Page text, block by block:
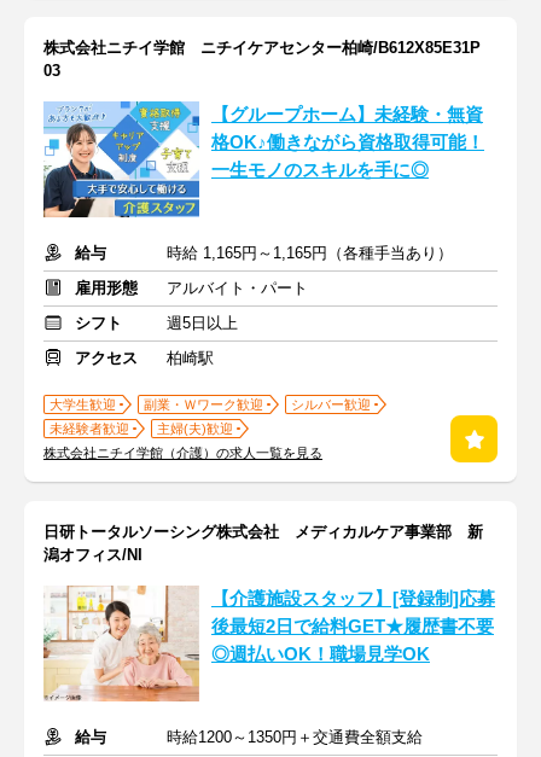
株式会社ニチイ学館 ニチイケアセンター柏崎/B612X85E31P
03
【グループホーム】未経験・無資
格OK♪働きながら資格取得可能！
一生モノのスキルを手に◎
給与
時給 1,165円～1,165円（各種手当あり）
雇用形態
アルバイト・パート
シフト
週5日以上
アクセス
柏崎駅
大学生歓迎 副業・Ｗワーク歓迎
シルバー歓迎
未経験者歓迎
主婦(夫)歓迎
株式会社ニチイ学館（介護）の求人一覧を見る
日研トータルソーシング株式会社 メディカルケア事業部 新
潟オフィス/NI
【介護施設スタッフ】[登録制]応募
後最短2日で給料GET★履歴書不要
◎週払いOK！職場見学OK
給与
時給1200～1350円＋交通費全額支給